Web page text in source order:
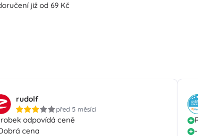
již od 69 Kč
rudolf
před 5 měsíci
odpovídá ceně
cena
Rychlá
-